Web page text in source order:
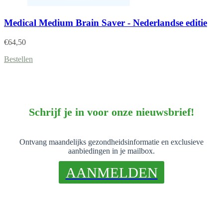
Medical Medium Brain Saver - Nederlandse editie
€64,50
Bestellen
Schrijf je in voor onze nieuwsbrief!
Ontvang maandelijks gezondheidsinformatie en exclusieve
aanbiedingen in je mailbox.
AANMELDEN